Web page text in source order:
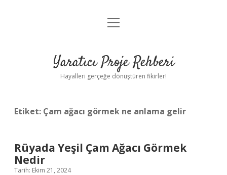
Anasayfa
Yasal Uyarı
menüyü
Yaratıcı Proje Rehberi
Hayalleri gerçeğe dönüştüren fikirler!
Etiket: Çam ağacı görmek ne anlama gelir
Rüyada Yeşil Çam Ağacı Görmek
Nedir
Tarih: Ekim 21, 2024